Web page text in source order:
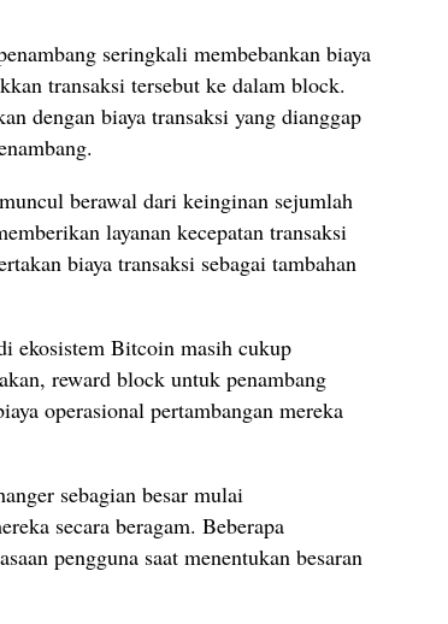
seringkali membebankan biaya
transaksi tersebut ke dalam block.
dengan biaya transaksi yang dianggap
berawal dari keinginan sejumlah
layanan kecepatan transaksi
biaya transaksi sebagai tambahan
ekosistem Bitcoin masih cukup
reward block untuk penambang
operasional pertambangan mereka
sebagian besar mulai
secara beragam. Beberapa
pengguna saat menentukan besaran